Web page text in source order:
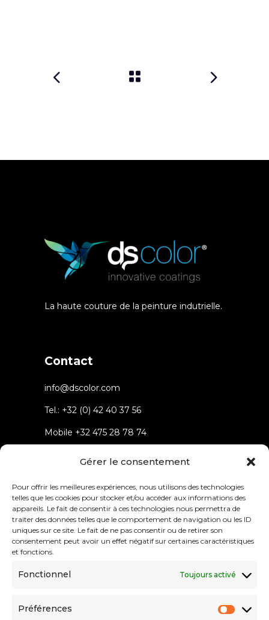
Gérer le consentement
Pour offrir les meilleures expériences, nous utilisons des technologies
telles que les cookies pour stocker et/ou accéder aux informations des
appareils. Le fait de consentir à ces technologies nous permettra de
traiter des données telles que le comportement de navigation ou les ID
uniques sur ce site. Le fait de ne pas consentir ou de retirer son
consentement peut avoir un effet négatif sur certaines caractéristiques
et fonctions.
Fonctionnel Toujours activé
Préférences
La haute couture de la peinture indutrielle.
Contact
info@dscolor.com
Tel.: +32 (0) 42 40 37 56
Mobile +32 475 28 78 74
Menu
About
References